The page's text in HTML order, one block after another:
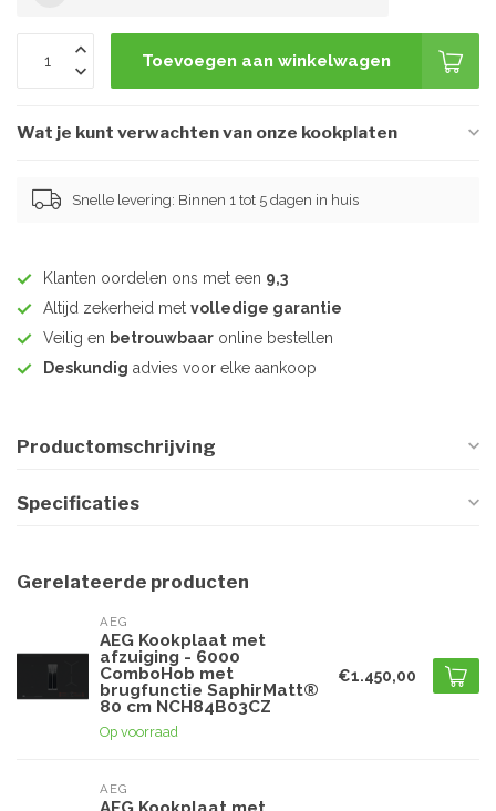
Toevoegen aan winkelwagen
Wat je kunt verwachten van onze kookplaten
Snelle levering: Binnen 1 tot 5 dagen in huis
Klanten oordelen ons met een 9,3
Altijd zekerheid met volledige garantie
Veilig en betrouwbaar online bestellen
Deskundig advies voor elke aankoop
Productomschrijving
Specificaties
Gerelateerde producten
AEG
AEG Kookplaat met
afzuiging - 6000
ComboHob met
brugfunctie SaphirMatt®
80 cm NCH84B03CZ
Op voorraad
€1.450,00
AEG